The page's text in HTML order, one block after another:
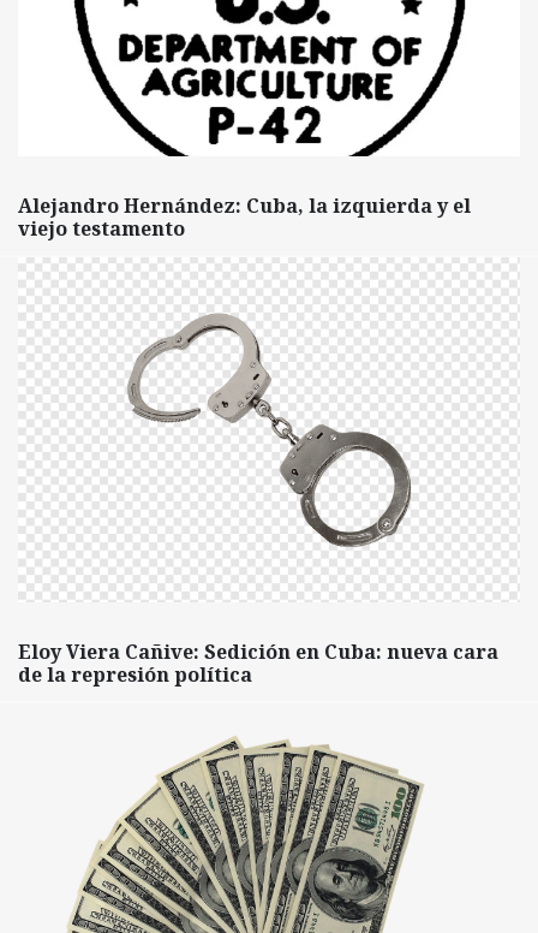
Alejandro Hernández: Cuba, la izquierda y el
viejo testamento
Eloy Viera Cañive: Sedición en Cuba: nueva cara
de la represión política